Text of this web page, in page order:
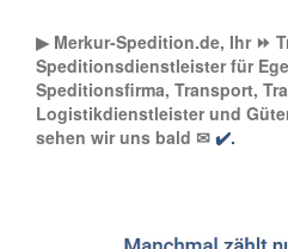
▶︎ Merkur-Spedition.de, Ihr ⏩
Speditionsdienstleister für
Speditionsfirma, Transport,
Logistikdienstleister und
sehen wir uns bald ✉ ✔️.